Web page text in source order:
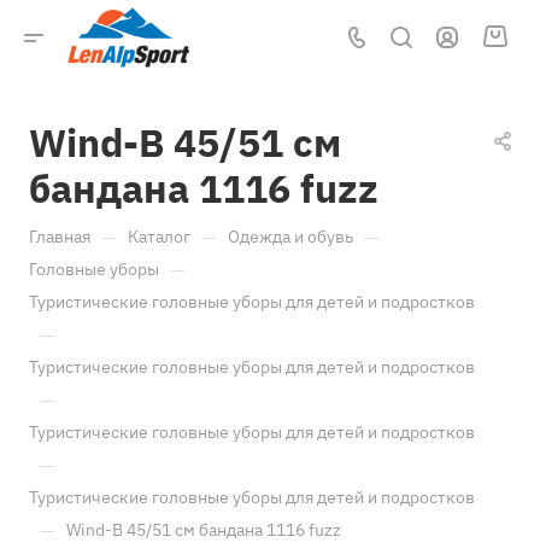
Wind-B 45/51 см
бандана 1116 fuzz
Главная — Каталог — Одежда и обувь —
Головные уборы —
Туристические головные уборы для детей и подростков
—
Туристические головные уборы для детей и подростков
—
Туристические головные уборы для детей и подростков
—
Туристические головные уборы для детей и подростков
— Wind-B 45/51 см бандана 1116 fuzz